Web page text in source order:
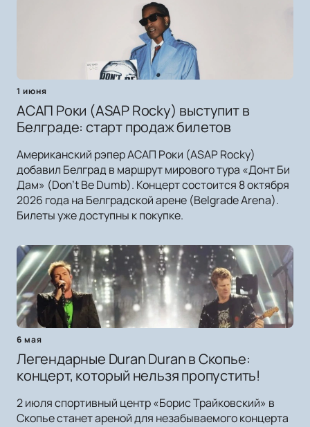
1 июня
АСАП Роки (ASAP Rocky) выступит в
Белграде: старт продаж билетов
Американский рэпер АСАП Роки (ASAP Rocky)
добавил Белград в маршрут мирового тура «Донт Би
Дам» (Don't Be Dumb). Концерт состоится 8 октября
2026 года на Белградской арене (Belgrade Arena).
Билеты уже доступны к покупке.
6 мая
Легендарные Duran Duran в Скопье:
концерт, который нельзя пропустить!
2 июля спортивный центр «Борис Трайковский» в
Скопье станет ареной для незабываемого концерта